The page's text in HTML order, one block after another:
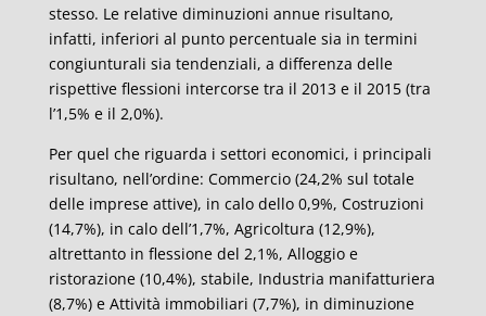
stesso. Le relative diminuzioni annue risultano,
infatti, inferiori al punto percentuale sia in termini
congiunturali sia tendenziali, a differenza delle
rispettive flessioni intercorse tra il 2013 e il 2015 (tra
l’1,5% e il 2,0%).
Per quel che riguarda i settori economici, i principali
risultano, nell’ordine: Commercio (24,2% sul totale
delle imprese attive), in calo dello 0,9%, Costruzioni
(14,7%), in calo dell’1,7%, Agricoltura (12,9%),
altrettanto in flessione del 2,1%, Alloggio e
ristorazione (10,4%), stabile, Industria manifatturiera
(8,7%) e Attività immobiliari (7,7%), in diminuzione